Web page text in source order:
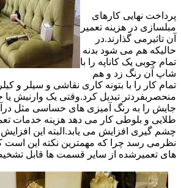
پرداخت نهایی کارهای
مبلسازی در هزینه تعمیر
آن تاثیرمی گذارند.در
حالیکه هم می شود بدنه
تمام چوبی یک کاناپه را با
شاپ آن رنگ زد و هم
تمام کار را با بتونه کاری نقاشی و سیلر و
منحصربفردتر تبدیل کرد.وقتی یک وارنیش یا
جایش را به رنگ آمیزی های حساسی مثل
طلایی و بلوطی کار می دهد هزینه خدمات
چشم گیری افزایش می یابد.البته این
نظرمی رسد چرا که مهمترین نکته این است
های تعمیرشده از سایر قسمت ها قابل